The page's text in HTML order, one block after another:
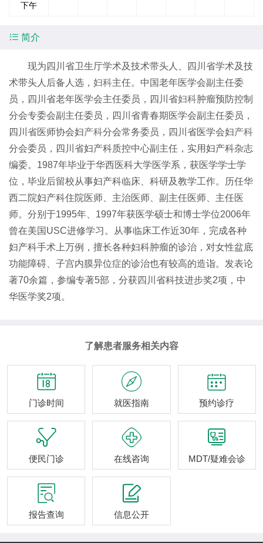
下午
 简介
现为四川省卫生厅学术及技术带头人、四川省学术及技
术带头人后备人选， 妇科主任。中国老年医学会副主任委
员，四川省老年医学会主任委员，四川省妇科肿瘤预防控制
分会专委会副主任委员，四川省青春期医学会副主任委员，
四川省医师协会妇产科分会常务委员，四川省医学会妇产科
分会委员，四川省妇产科质控中心副主任，实用妇产科杂志
编委。1987年毕业于华西医科大学医学系，获医学学士学
位，毕业后留校从事妇产科临床、科研及教学工作。历任华
西二院妇产科住院医师、主治医师、副主任医师、主任医
师。分别于1995年、1997年获医学硕士和博士学位2006年
曾在美国USC进修学习。从事临床工作近30年，完成各种
妇产科手术上万例，擅长各种妇科肿瘤的诊治，对女性盆底
功能障碍、子宫内膜异位症的诊治也有较高的造诣。发表论
著70余篇，参编专著5部，分获四川省科技进步奖2项，中
华医学奖2项。
了解患者服务相关内容

门诊时间

就医指南

预约诊疗

便民门诊

在线咨询

MDT/疑难会诊

报告查询

信息公开